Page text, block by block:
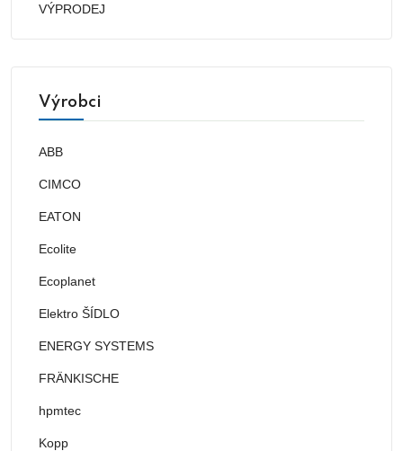
VÝPRODEJ
Výrobci
ABB
CIMCO
EATON
Ecolite
Ecoplanet
Elektro ŠÍDLO
ENERGY SYSTEMS
FRÄNKISCHE
hpmtec
Kopp